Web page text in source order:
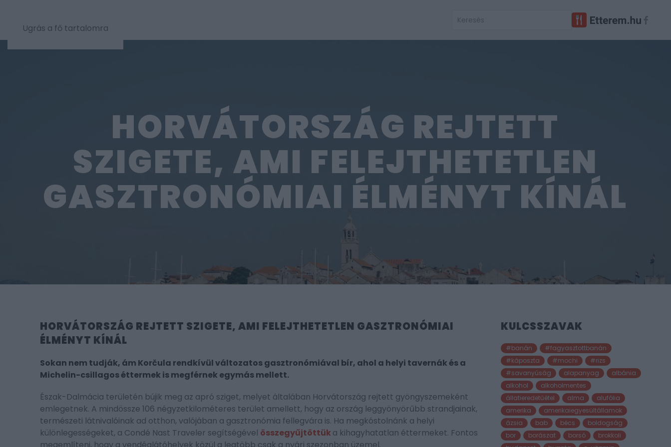
Ugrás a fő tartalomra
HORVÁTORSZÁG REJTETT
SZIGETE, AMI FELEJTHETETLEN
GASZTRONÓMIAI ÉLMÉNYT KÍNÁL
KULCSSZAVAK
#banán
#fagyasztottbanán
#káposzta
#mochi
#rizs
#savanyúság
alapanyag
albánia
alkohol
alkoholmentes
állatieredetűétel
alma
alufólia
amerika
amerikaiegyesültállamok
ázsia
bab bécs
boldogság
bor
borászat borsó
brokkoli
HORVÁTORSZÁG REJTETT SZIGETE, AMI FELEJTHETETLEN GASZTRONÓMIAI
ÉLMÉNYT KÍNÁL
Sokan nem tudják, ám Korčula rendkívül változatos gasztronómiával bír, ahol a helyi tavernák és a
Michelin-csillagos éttermek is megférnek egymás mellett.
Észak-Dalmácia területén bújik meg az apró sziget, melyet általában Horvátország rejtett gyöngyszemeként
emlegetnek. A mindössze 106 négyzetkilométeres terület amellett, hogy az ország leggyönyörűbb strandjainak,
természeti látnivalóinak ad otthon, valójában a gasztronómia fellegvára is. Ha megkóstolnánk a helyi
különlegességeket, a Condé Nast Traveler segítségével összegyűjtöttüka kihagyhatatlan éttermeket. Fontos